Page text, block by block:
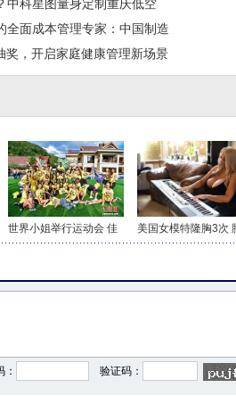
中科星图量身定制重庆低空
全面成本管理专家：中国制造
奖，开启家庭健康管理新场景
世界小姐举行运动会 佳 美国女模特隆胸3次
： 验证码：